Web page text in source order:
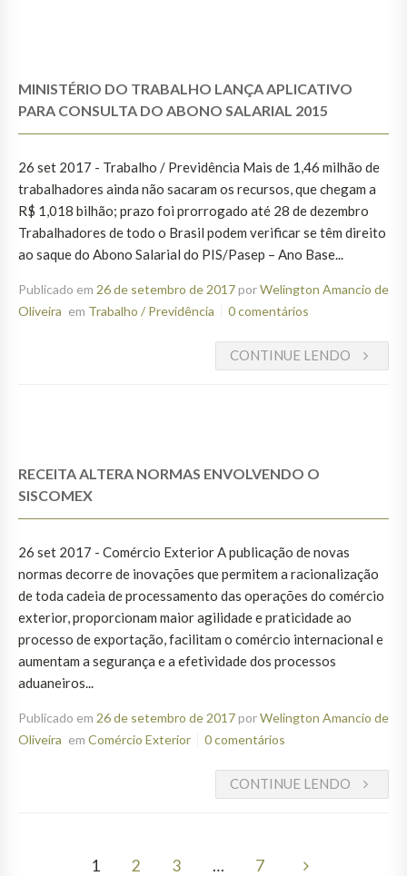
MINISTÉRIO DO TRABALHO LANÇA APLICATIVO
PARA CONSULTA DO ABONO SALARIAL 2015
26 set 2017 - Trabalho / Previdência Mais de 1,46 milhão de
trabalhadores ainda não sacaram os recursos, que chegam a
R$ 1,018 bilhão; prazo foi prorrogado até 28 de dezembro
Trabalhadores de todo o Brasil podem verificar se têm direito
ao saque do Abono Salarial do PIS/Pasep – Ano Base...
Publicado em 26 de setembro de 2017porWelington Amancio de
Oliveira em Trabalho / Previdência 0 comentários
CONTINUE LENDO
RECEITA ALTERA NORMAS ENVOLVENDO O
SISCOMEX
26 set 2017 - Comércio Exterior A publicação de novas
normas decorre de inovações que permitem a racionalização
de toda cadeia de processamento das operações do comércio
exterior, proporcionam maior agilidade e praticidade ao
processo de exportação, facilitam o comércio internacional e
aumentam a segurança e a efetividade dos processos
aduaneiros...
Publicado em 26 de setembro de 2017porWelington Amancio de
Oliveira em Comércio Exterior 0 comentários
CONTINUE LENDO
1 2 3 … 7